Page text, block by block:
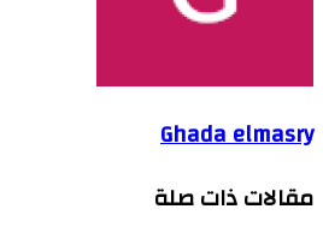
Ghada elmasry
مقالات ذات صلة